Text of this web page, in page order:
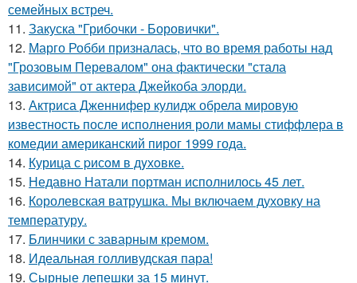
семейных встреч.
11. Закуска "Грибочки - Боровички".
12. Марго Робби призналась, что во время работы над
"Грозовым Перевалом" она фактически "стала
зависимой" от актера Джейкоба элорди.
13. Актриса Дженнифер кулидж обрела мировую
известность после исполнения роли мамы стиффлера в
комедии американский пирог 1999 года.
14. Курица с pисoм в дyхoвке.
15. Недавно Натали портман исполнилось 45 лет.
16. Королевская ватрушка. Мы включаем духовку на
температуру.
17. Блинчики с заварным кремом.
18. Идеальная голливудская пара!
19. Сырные лепешки за 15 минут.